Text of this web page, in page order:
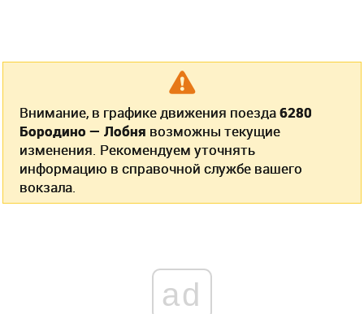
Внимание, в графике движения поезда6280
Бородино — Лобня возможны текущие
изменения. Рекомендуем уточнять
информацию в справочной службе вашего
вокзала.
ad